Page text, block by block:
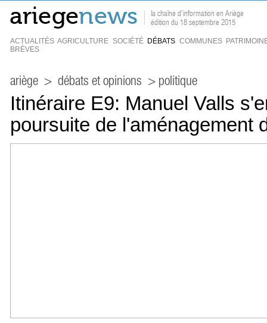
la chaîne d'information en Ariège
édition du 18 septembre 2015
ACTUALITÉS AGRICULTURE SOCIÉTÉ DÉBATS COMMUNES
BRÈVES
ariège > débats et opinions > politique
Itinéraire E9: Manuel Valls
poursuite de l'aménagement